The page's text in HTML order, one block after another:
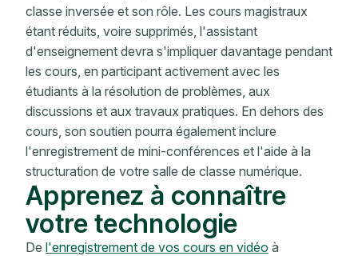
classe inversée et son rôle. Les cours magistraux
étant réduits, voire supprimés, l'assistant
d'enseignement devra s'impliquer davantage pendant
les cours, en participant activement avec les
étudiants à la résolution de problèmes, aux
discussions et aux travaux pratiques. En dehors des
cours, son soutien pourra également inclure
l'enregistrement de mini-conférences et l'aide à la
structuration de votre salle de classe numérique.
Apprenez à connaître
votre technologie
De l'enregistrement de vos cours en vidéo à